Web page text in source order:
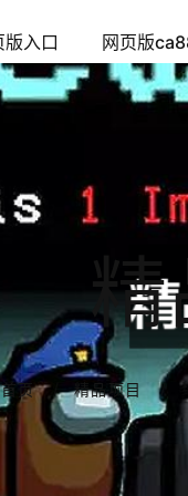
入口 网页版
首页 精品项目